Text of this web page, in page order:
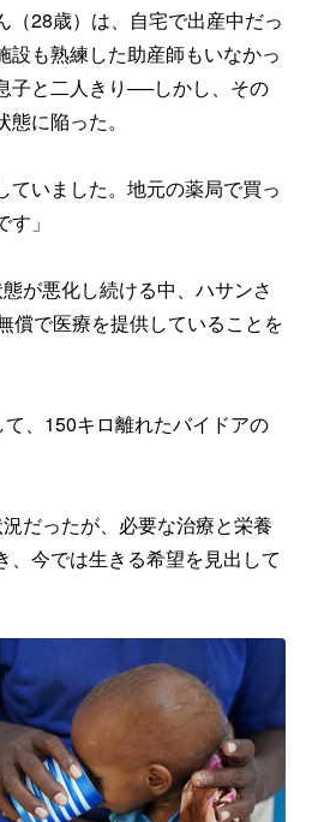
（28歳）は、自宅で出産中だっ
設も熟練した助産師もいなかっ
子と二人きり──しかし、その
に陥った。
ていました。地元の薬局で買っ
」
が悪化し続ける中、ハサンさ
償で医療を提供していることを
て、150キロ離れたバイドアの
だったが、必要な治療と栄養
、今では生きる希望を見出して